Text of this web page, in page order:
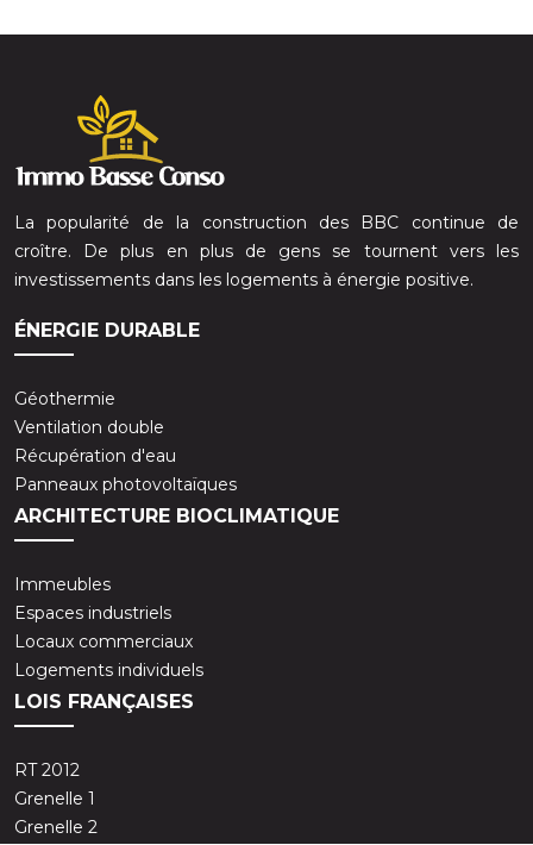
La popularité de la construction des BBC continue de
croître. De plus en plus de gens se tournent vers les
investissements dans les logements à énergie positive.
ÉNERGIE DURABLE
Géothermie
Ventilation double
Récupération d'eau
Panneaux photovoltaïques
ARCHITECTURE BIOCLIMATIQUE
Immeubles
Espaces industriels
Locaux commerciaux
Logements individuels
LOIS FRANÇAISES
RT 2012
Grenelle 1
Grenelle 2